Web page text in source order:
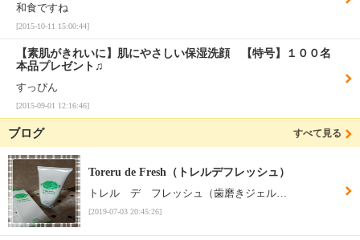
和食ですね
[2015-10-11 15:00:44]
【素肌がきれいに】肌にやさしい保湿洗顔 【特号】１００名
本品プレゼント♫
すっぴん
[2015-09-01 12:16:46]
ブログ すべて見る
Toreru de Fresh（トレルデフレッシュ）
トレル デ フレッシュ（歯磨きジェル…
[2019-07-03 20:45:26]